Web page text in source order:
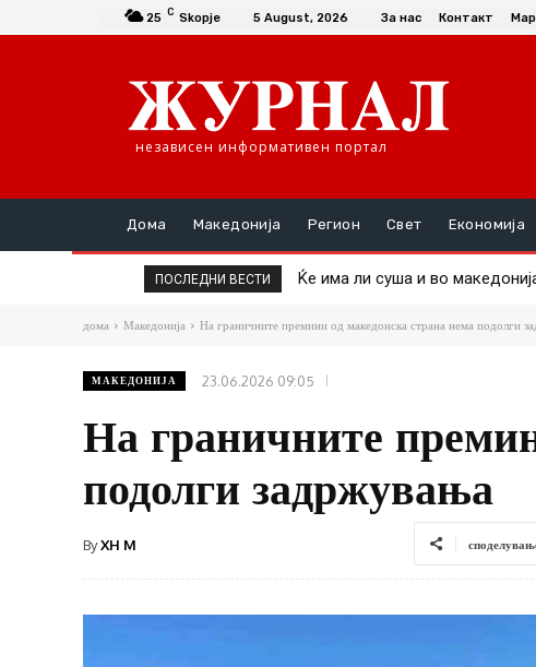
25 C Skopje 5 August, 2026 За нас Контакт
независен информативен портал
Дома Македонија Регион Свет Економија
ПОСЛЕДНИ ВЕСТИ Ќе има ли суша и во
Пекол во Србија: Изгоре
дома Македонија На граничните премини од македонска страна нема подолги
МАКЕДОНИЈА 23.06.2026 09:05
На граничните
подолги задржувања
ByXH M